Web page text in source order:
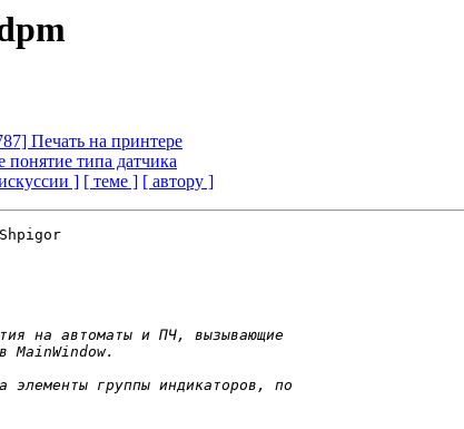
Печать на принтере
типа датчика
] [ теме ] [ автору ]